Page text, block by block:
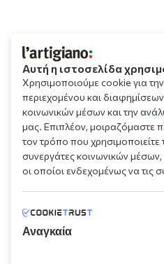
Αυτή η ιστοσελίδα
Χρησιμοποιούμε cookie για
περιεχομένου και
κοινωνικών μέσων και την
μας. Επιπλέον,
τον τρόπο που χρησιμοποιείτε
συνεργάτες κοινωνικών
οι οποίοι ενδεχομένως να τις
υπηρεσιών τους.
Αναγκαία